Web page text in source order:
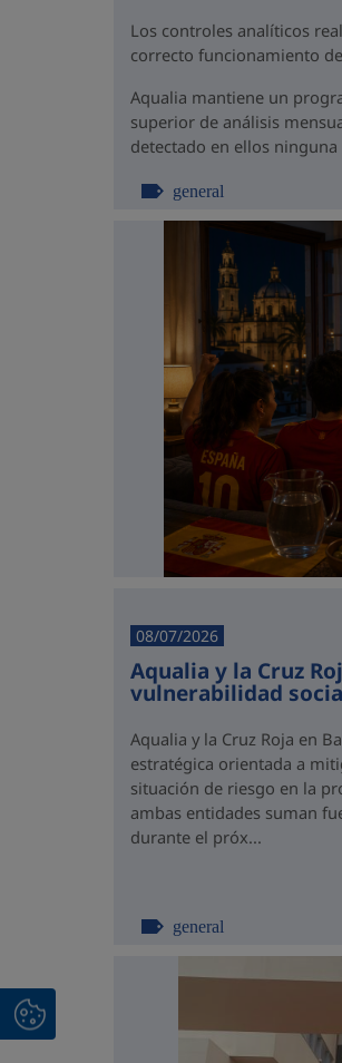
Los controles analíticos
correcto funcionamiento
Aqualia mantiene un
superior de análisis
detectado en ellos ninguna
general
08/07/2026
Aqualia y la Cruz
vulnerabilidad
Aqualia y la Cruz Roja en
estratégica orientada a
situación de riesgo en la
ambas entidades suman
durante el próx...
general